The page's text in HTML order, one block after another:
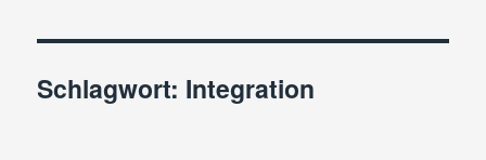
Schlagwort: Integration